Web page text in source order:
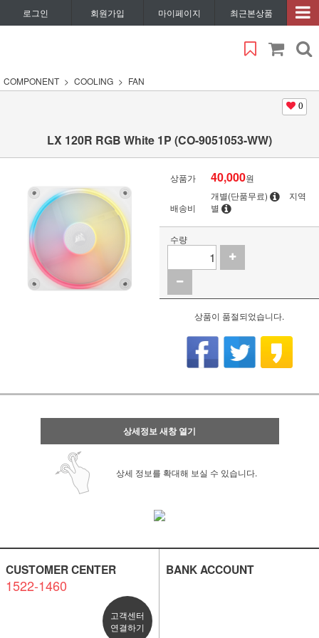
로그인 회원가입 마이페이지 최근본상품
COMPONENT COOLING FAN
0
LX 120R RGB White 1P (CO-9051053-WW)
상품가 40,000원
배송비
개별(단품무료)
지역
별
수량
상품이 품절되었습니다.
상세정보 새창 열기
상세 정보를 확대해 보실 수 있습니다.
CUSTOMER CENTER
1522-1460
고객센터
연결하기
BANK ACCOUNT